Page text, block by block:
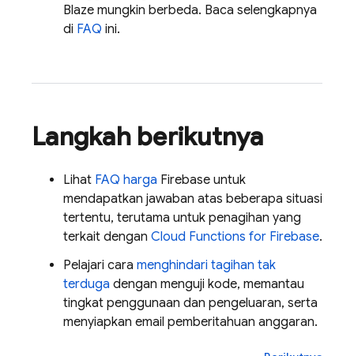
Blaze mungkin berbeda. Baca selengkapnya
di FAQ ini.
Langkah berikutnya
Lihat FAQ harga Firebase untuk
mendapatkan jawaban atas beberapa situasi
tertentu, terutama untuk penagihan yang
terkait dengan Cloud Functions for Firebase.
Pelajari cara menghindari tagihan tak
terduga dengan menguji kode, memantau
tingkat penggunaan dan pengeluaran, serta
menyiapkan email pemberitahuan anggaran.